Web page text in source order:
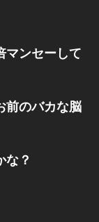
マンセーして
前のバカな脳
な？